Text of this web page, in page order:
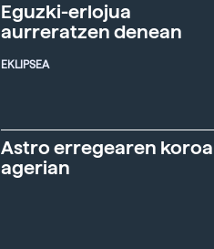
Eguzki-erlojua
aurreratzen denean
EKLIPSEA
Astro erregearen koroa
agerian